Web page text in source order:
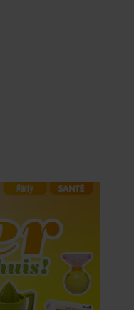
je vel
je elke
en in